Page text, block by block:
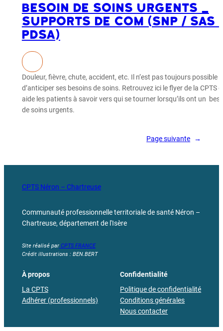
Besoin de soins urgents _
supports de com (SNP / SAS
PDSA)
Douleur, fièvre, chute, accident, etc. Il n’est pas toujours possible
d’anticiper ses besoins de soins. Retrouvez ici le flyer de la CPTS
aide les patients à savoir vers qui se tourner lorsqu’ils ont un
de soins urgents.
Page suivante →
CPTS Néron – Chartreuse
Communauté professionnelle territoriale de santé Néron –
Chartreuse, département de l'Isère
Site réalisé parCPTS FRANCE
Crédit illustrations : BEN.BERT
À propos
La CPTS
Adhérer (professionnels)
Confidentialité
Politique de confidentialité
Conditions générales
Nous contacter